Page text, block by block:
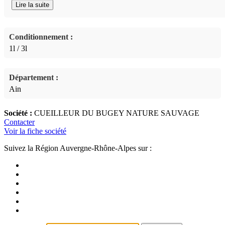
Lire la suite
Conditionnement :
1l / 3l
Département :
Ain
Société : CUEILLEUR DU BUGEY NATURE SAUVAGE
Contacter
Voir la fiche société
Suivez la Région Auvergne-Rhône-Alpes sur :